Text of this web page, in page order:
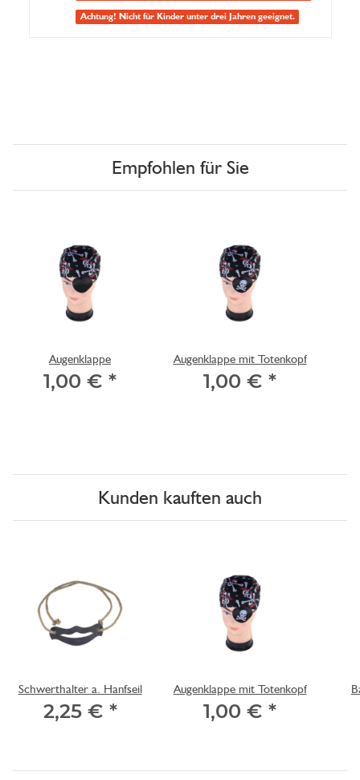
Achtung! Nicht für Kinder unter drei Jahren geeignet.
Empfohlen für Sie
Augenklappe
1,00 € *
Augenklappe mit Totenkopf
1,00 € *
Kunden kauften auch
Schwerthalter a. Hanfseil
2,25 € *
Augenklappe mit Totenkopf
1,00 € *